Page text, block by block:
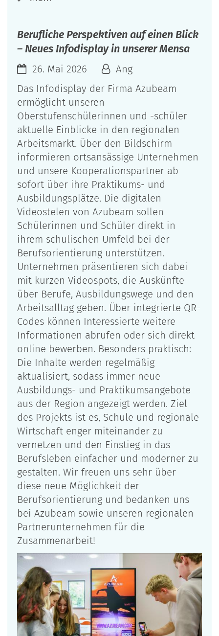
Berufliche Perspektiven auf einen Blick
– Neues Infodisplay in unserer Mensa
26. Mai 2026
Ang
Das Infodisplay der Firma Azubeam
ermöglicht unseren
Oberstufenschülerinnen und -schüler
aktuelle Einblicke in den regionalen
Arbeitsmarkt. Über den Bildschirm
informieren ortsansässige Unternehmen
und unsere Kooperationspartner ab
sofort über ihre Praktikums- und
Ausbildungsplätze. Die digitalen
Videostelen von Azubeam sollen
Schülerinnen und Schüler direkt in
ihrem schulischen Umfeld bei der
Berufsorientierung unterstützen.
Unternehmen präsentieren sich dabei
mit kurzen Videospots, die Auskünfte
über Berufe, Ausbildungswege und den
Arbeitsalltag geben. Über integrierte QR-
Codes können Interessierte weitere
Informationen abrufen oder sich direkt
online bewerben. Besonders praktisch:
Die Inhalte werden regelmäßig
aktualisiert, sodass immer neue
Ausbildungs- und Praktikumsangebote
aus der Region angezeigt werden. Ziel
des Projekts ist es, Schule und regionale
Wirtschaft enger miteinander zu
vernetzen und den Einstieg in das
Berufsleben einfacher und moderner zu
gestalten. Wir freuen uns sehr über
diese neue Möglichkeit der
Berufsorientierung und bedanken uns
bei Azubeam sowie unseren regionalen
Partnerunternehmen für die
Zusammenarbeit!